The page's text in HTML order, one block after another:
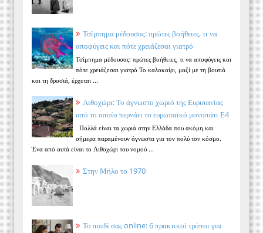
Τσίμπημα μέδουσας: πρώτες βοήθειες, τι να
αποφύγεις και πότε χρειάζεσαι γιατρό
Τσίμπημα μέδουσας: πρώτες βοήθειες, τι να αποφύγεις και
πότε χρειάζεσαι γιατρό Το καλοκαίρι, μαζί με τη βουτιά
και τη δροσιά, έρχεται ...
Λιθοχώρι: Το άγνωστο χωριό της Ευρυτανίας
από το οποίο περνάει το ευρωπαϊκό μονοπάτι Ε4
Πολλά είναι τα χωριά στην Ελλάδα που ακόμη και
σήμερα παραμένουν άγνωστα για τον πολύ τον κόσμο.
Ένα από αυτά είναι το Λιθοχώρι του νομού ...
Στην Μήλο το 1970
Το παιδί σας online: 6 πρακτικοί τρόποι για